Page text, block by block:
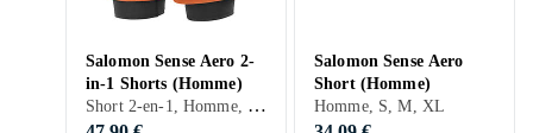
Salomon Sense Aero 2-
in-1 Shorts (Homme)
Short 2-en-1, Homme, S, M, L, XL
Salomon Sense Aero
Short (Homme)
Homme, S, M, XL